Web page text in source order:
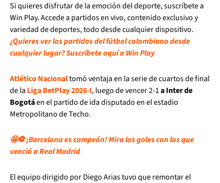
Si quieres disfrutar de la emoción del deporte, suscríbete a
Win Play. Accede a partidos en vivo, contenido exclusivo y
variedad de deportes, todo desde cualquier dispositivo.
¿Quieres ver los partidos del fútbol colombiano desde
cualquier lugar? Suscríbete aquí a Win Play
Atlético Nacionaltomó ventaja en la serie de cuartos de final
de la Liga BetPlay 2026-I, luego de vencer 2-1a Inter de
Bogotáen el partido de ida disputado en el estadio
Metropolitano de Techo.
🤩⚽ ¡Barcelona es campeón! Mira los goles con los que
venció a Real Madrid
El equipo dirigido por Diego Arias tuvo que remontar el